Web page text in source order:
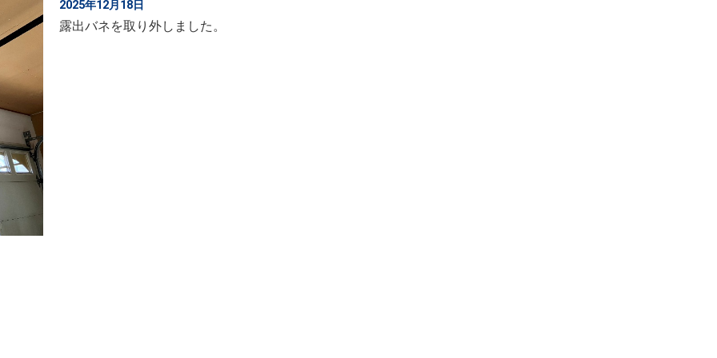
2025年12月18日
露出バネを取り外しました。